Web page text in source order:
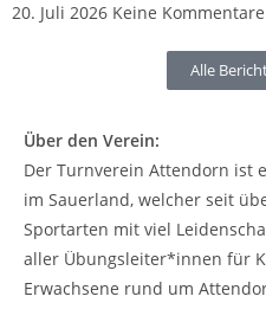
20. Juli 2026 Keine Kommentare
Alle
Über den Verein:
Der Turnverein Attendorn ist
im Sauerland, welcher seit
Sportarten mit viel
aller Übungsleiter*innen für
Erwachsene rund um